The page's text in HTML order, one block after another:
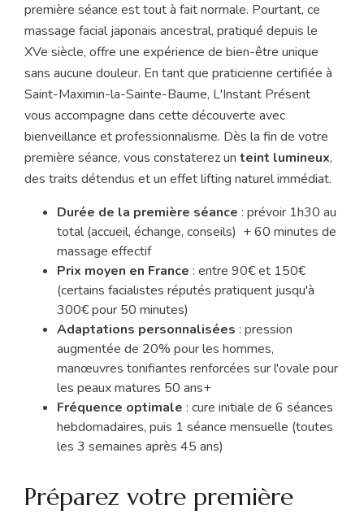
première séance est tout à fait normale. Pourtant, ce
massage facial japonais ancestral, pratiqué depuis le
XVe siècle, offre une expérience de bien-être unique
sans aucune douleur. En tant que praticienne certifiée à
Saint-Maximin-la-Sainte-Baume, L'Instant Présent
vous accompagne dans cette découverte avec
bienveillance et professionnalisme. Dès la fin de votre
première séance, vous constaterez un teint lumineux,
des traits détendus et un effet lifting naturel immédiat.
Durée de la première séance : prévoir 1h30 au
total (accueil, échange, conseils) + 60 minutes de
massage effectif
Prix moyen en France : entre 90€ et 150€
(certains facialistes réputés pratiquent jusqu'à
300€ pour 50 minutes)
Adaptations personnalisées : pression
augmentée de 20% pour les hommes,
manœuvres tonifiantes renforcées sur l'ovale pour
les peaux matures 50 ans+
Fréquence optimale : cure initiale de 6 séances
hebdomadaires, puis 1 séance mensuelle (toutes
les 3 semaines après 45 ans)
Préparez votre première